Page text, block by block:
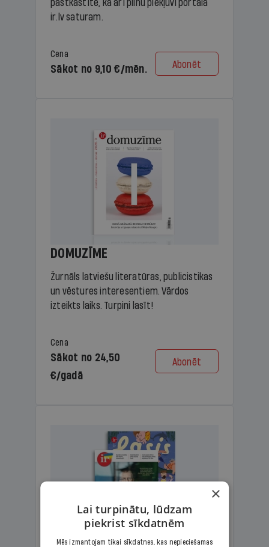
pastkastītē, kā arī pilnu piekļuvi portāla
ir.lv saturam.
Cena
Sākot no 9,10 €/mēn. Abonēt
DOMUZĪME
Žurnāls latviešu literatūras, publicistikas
un vēstures interesentiem. Vārdos
izteikts laiks. Turpini lasīt!
Cena
Sākot no 24,50
€/gadā
Abonēt
×
Lai turpinātu, lūdzam
piekrist sīkdatnēm
Mēs izmantojam tikai sīkdatnes, kas nepieciešamas